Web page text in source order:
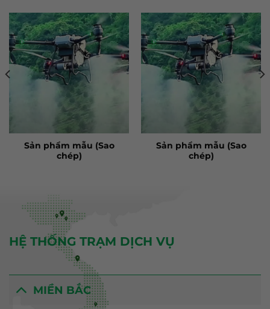
Sản phẩm mẫu (Sao
chép)
Sản phẩm mẫu (Sao
chép)
HỆ THỐNG TRẠM DỊCH VỤ
MIỀN BẮC